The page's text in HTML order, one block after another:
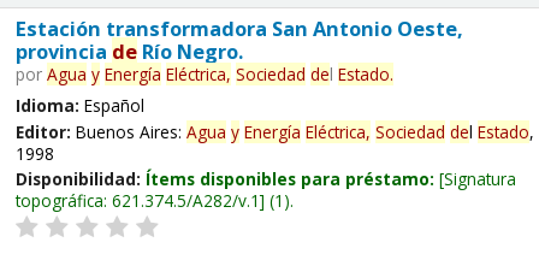
Estación transformadora San Antonio Oeste,
provincia deRío Negro.
por Agua y Energía Eléctrica, Sociedad del Estado.
Idioma: Español
Editor: Buenos Aires: Agua y Energía Eléctrica, Sociedad del Estado,
1998
Disponibilidad: Ítems disponibles para préstamo: Signatura
topográfica: 621.374.5/A282/v.1 (1).